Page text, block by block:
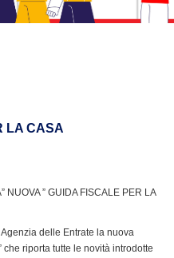
LA CASA
i
t
NUOVA ” GUIDA FISCALE PER LA
delle Entrate la nuova
riporta tutte le novità introdotte